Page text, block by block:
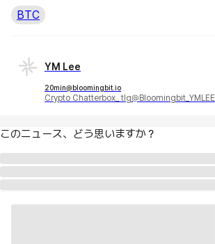
BTC
YM Lee
20min@bloomingbit.io
Crypto Chatterbox_ tlg@Bloomingbit_YMLEE
このニュース、どう思いますか？